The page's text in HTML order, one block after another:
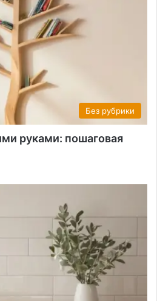
Без рубрики
руками: пошаговая